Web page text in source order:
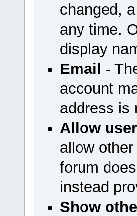
changed,
any time.
display
Email -
account
address is
Allow
allow
forum
instead
Show